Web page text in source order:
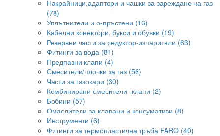
Накрайници,адаптори и чашки за зареждане на газ
(78)
Уплътнители и о-пръстени (16)
Кабелни конектори, букси и обувки (19)
Резервни части за редуктор-изпарители (63)
Фитинги за вода (81)
Предпазни клапи (4)
Смесители/плочки за газ (56)
Части за газокари (30)
Комбинирани смесители -клапи (2)
Бобини (57)
Омаслители за клапани и консумативи (8)
Инструменти (6)
Фитинги за термопластична тръба FARO (40)